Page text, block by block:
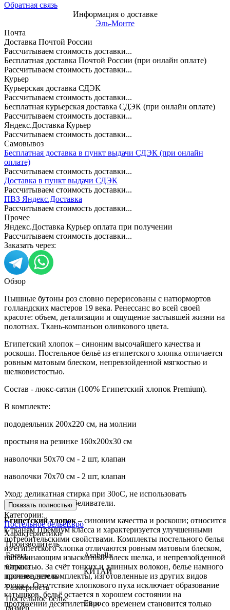
Обратная связь
Информация о доставке
Эль-Монте
Почта
Доставка Почтой России
Рассчитываем стоимость доставки...
Бесплатная доставка Почтой России (при онлайн оплате)
Рассчитываем стоимость доставки...
Курьер
Курьерская доставка СДЭК
Рассчитываем стоимость доставки...
Бесплатная курьерская доставка СДЭК (при онлайн оплате)
Рассчитываем стоимость доставки...
Яндекс.Доставка Курьер
Рассчитываем стоимость доставки...
Самовывоз
Бесплатная доставка в пункт выдачи СДЭК (при онлайн
оплате)
Рассчитываем стоимость доставки...
Доставка в пункт выдачи СДЭК
Рассчитываем стоимость доставки...
ПВЗ Яндекс.Доставка
Рассчитываем стоимость доставки...
Прочее
Яндекс.Доставка Курьер оплата при получении
Рассчитываем стоимость доставки...
Заказать через:
Обзор
Пышные бутоны роз словно перерисованы с натюрмортов
голландских мастеров 19 века. Ренессанс во всей своей
красоте: объем, детализации и ощущение застывшей жизни на
полотнах. Ткань-компаньон оливкового цвета.
Египетский хлопок – синоним высочайшего качества и
роскоши. Постельное бельё из египетского хлопка отличается
ровным матовым блеском, непревзойденной мягкостью и
шелковистостью.
Состав - люкс-сатин (100% Египетский хлопок Premium).
В комплекте:
пододеяльник 200х220 см, на молнии
простыня на резинке 160х200х30 см
наволочки 50х70 см - 2 шт, клапан
наволочки 70х70 см - 2 шт, клапан
Уход: деликатная стирка при 30оС, не использовать
хлорсодержащие отбеливатели.
Египетский хлопок – синоним качества и роскоши; относится
к тканям Премиум класса и характеризуется улучшенными
потребительскими свойствами. Комплекты постельного белья
из египетского хлопка отличаются ровным матовым блеском,
напоминающим изысканный блеск шелка, и непревзойденной
мягкостью. За счёт тонких и длинных волокон, белье намного
прочнее, чем комплекты, изготовленные из других видов
хлопка. Отсутствие хлопкового пуха исключает образование
катышков, бельё остается в хорошем состоянии на
протяжении десятилетий и со временем становится только
Показать полностью
Категории:
Постельное бельеЕвро
Характеристики
Производитель
Бренд
Asabella
Страна
производитель
КИТАЙ
Размерность
Постельное белье
размер
Евро